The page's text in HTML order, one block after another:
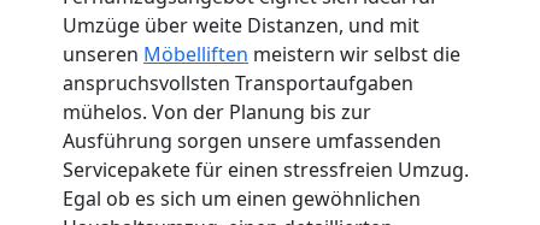
Umzüge über weite Distanzen, und mit
unseren Möbelliften meistern wir selbst die
anspruchsvollsten Transportaufgaben
mühelos. Von der Planung bis zur
Ausführung sorgen unsere umfassenden
Servicepakete für einen stressfreien Umzug.
Egal ob es sich um einen gewöhnlichen